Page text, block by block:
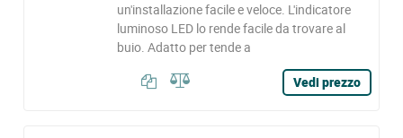
un'installazione facile e veloce. L'indicatore
luminoso LED lo rende facile da trovare al
buio. Adatto per tende a
Vedi prezzo